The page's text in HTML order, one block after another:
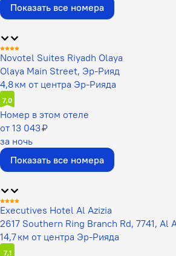
Показать все номера
Novotel Suites Riyadh Olaya
Olaya Main Street, Эр-Рияд
4,8 км от центра Эр-Рияда
7,0
Номер в этом отеле
от 13 043 ₽
за ночь
Показать все номера
Executives Hotel Al Azizia
2617 Southern Ring Branch Rd, 7741, Al
14,7 км от центра Эр-Рияда
7,1